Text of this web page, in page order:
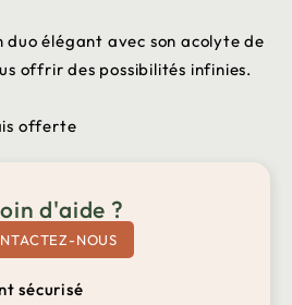
duo élégant avec son acolyte de
offrir des possibilités infinies.
offerte
d'aide ?
NOUS
sécurisé